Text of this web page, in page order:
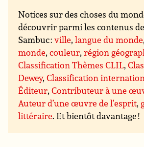
Notices sur des choses du
découvrir parmi les contenus
Sambuc :ville,langue du monde
monde,couleur,région
Classification Thèmes CLIL,
Dewey,Classification
Éditeur,Contributeur à une
Auteur d’une œuvre de l’esprit,
littéraire. Et bientôt davantage !